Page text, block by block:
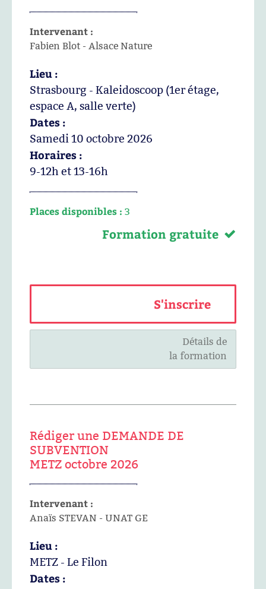
Intervenant :
Fabien Blot - Alsace Nature
Lieu :
Strasbourg - Kaleidoscoop (1er étage,
espace A, salle verte)
Dates :
Samedi 10 octobre 2026
Horaires :
9-12h et 13-16h
Places disponibles : 3
Formation gratuite
S'inscrire
Détails de
la formation
Rédiger une DEMANDE DE
SUBVENTION
METZ octobre 2026
Intervenant :
Anaïs STEVAN - UNAT GE
Lieu :
METZ - Le Filon
Dates :